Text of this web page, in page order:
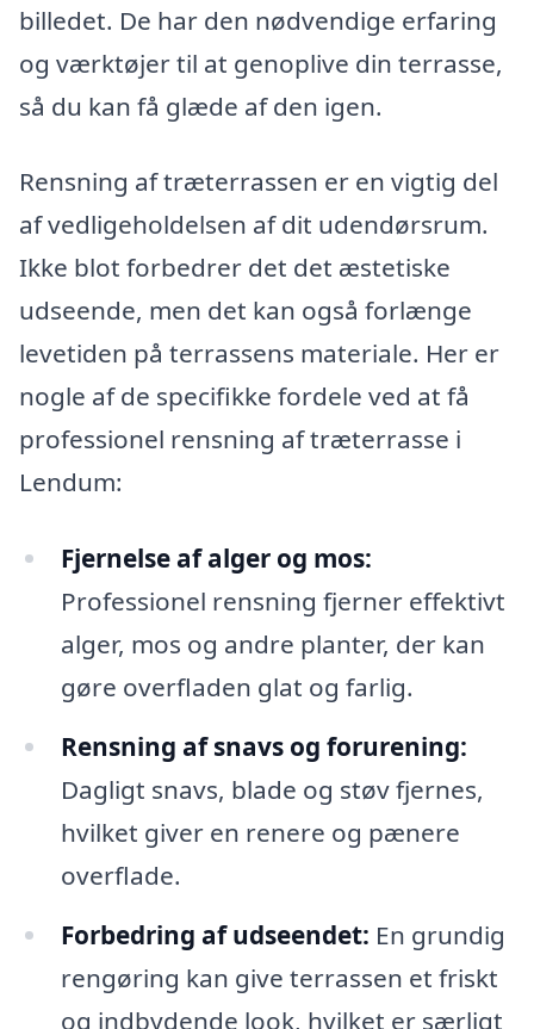
billedet. De har den nødvendige erfaring
og værktøjer til at genoplive din terrasse,
så du kan få glæde af den igen.
Rensning af træterrassen er en vigtig del
af vedligeholdelsen af dit udendørsrum.
Ikke blot forbedrer det det æstetiske
udseende, men det kan også forlænge
levetiden på terrassens materiale. Her er
nogle af de specifikke fordele ved at få
professionel rensning af træterrasse i
Lendum:
Fjernelse af alger og mos:
Professionel rensning fjerner effektivt
alger, mos og andre planter, der kan
gøre overfladen glat og farlig.
Rensning af snavs og forurening:
Dagligt snavs, blade og støv fjernes,
hvilket giver en renere og pænere
overflade.
Forbedring af udseendet: En grundig
rengøring kan give terrassen et friskt
og indbydende look, hvilket er særligt